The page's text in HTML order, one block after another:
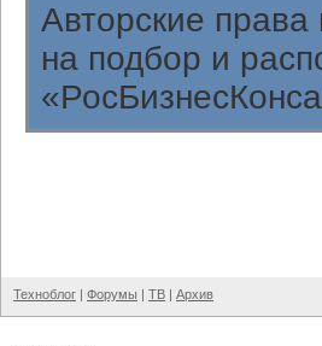
Авторские
на подбор и
Техноблог | Форумы | ТВ | Архив